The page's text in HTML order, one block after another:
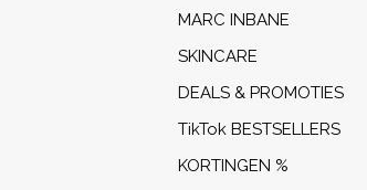
MARC INBANE
SKINCARE
DEALS & PROMOTIES
TikTok BESTSELLERS
KORTINGEN %